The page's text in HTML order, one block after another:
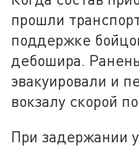
прошли
поддержке
дебошира.
эвакуировали и
вокзалу скорой
При задержании